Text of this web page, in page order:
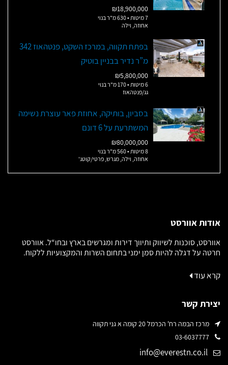
₪18,900,000
7 מיטות • 630 מ"ר בנוי
אחוזה, וילה
בפתח תקווה, במרכז השקט, פנטהאוז 342
מ”ר נדיר בבניין בוטיק
₪5,800,000
6 מיטות • 170 מ"ר בנוי
גג/פנטהאוז
בסביון, בותיקה, אחוזת פאר עוצרת נשימה
המשתרעת על 6 דונם
₪80,000,000
8 מיטות • 560 מ"ר בנוי
אחוזה, וילה, מגרש, פרטי/קוטג'
אודות אוורסט
אוורסט, סוכנות לשיווק ותיווך דירות ומגרשים בארץ ובחו“ל. אוורסט
חרטה על דגלה להיות סמן ימני בתחום השרות והמקצועיות ללקוח.
קרא עוד
יצירת קשר
מרכז הבמה רח' הכרמל 20 קומה א גני תקווה
info@everestn.co.il